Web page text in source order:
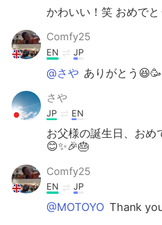
かわいい！笑 おめで
Comfy25
EN JP
@さや ありがとう😆🥳
さや
JP EN
お父様の誕生日、おめ
😊✨🎉🎂
Comfy25
EN JP
@MOTOYO Thank